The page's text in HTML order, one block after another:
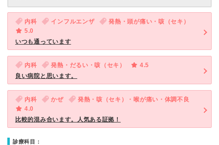
内科 インフルエンザ
発熱・頭が痛い・咳（セキ）
5.0
いつも通っています
内科 発熱・だるい・咳（セキ）
4.5
良い病院と思います。
内科 かぜ
発熱・咳（セキ）・喉が痛い・体調不良
4.0
比較的混み合います。人気ある証拠！
診療科目：